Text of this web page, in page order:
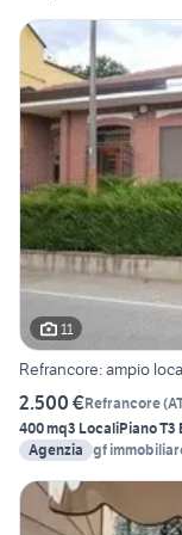
11
Refrancore: ampio
2.500 €Refrancore(
400 mq3 LocaliPiano T3
Agenzia gf